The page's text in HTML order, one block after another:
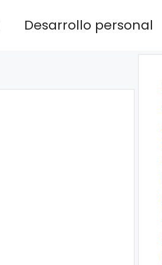
Desarrollo personal